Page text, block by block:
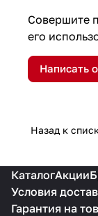
Совершите
его
Написать
Назад к
КаталогАкции
Условия
Гарантия на